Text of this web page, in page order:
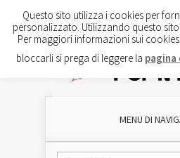
MENU DI
Questo sito utilizza i cookies per
personalizzato. Utilizzando questo
Per maggiori informazioni sui
bloccarli si prega di leggere la pagina